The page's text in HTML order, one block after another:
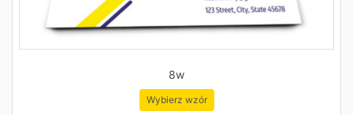
8w
Wybierz wzór